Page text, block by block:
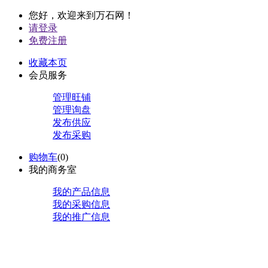
您好，欢迎来到万石网！
请登录
免费注册
收藏本页
会员服务
管理旺铺
管理询盘
发布供应
发布采购
购物车(0)
我的商务室
我的产品信息
我的采购信息
我的推广信息